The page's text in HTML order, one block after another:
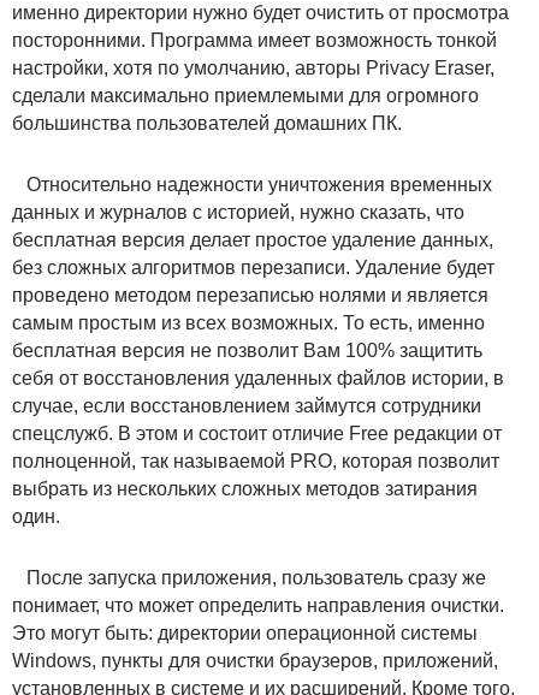
именно директории нужно будет очистить от просмотра
посторонними. Программа имеет возможность тонкой
настройки, хотя по умолчанию, авторы Privacy Eraser,
сделали максимально приемлемыми для огромного
большинства пользователей домашних ПК.
Относительно надежности уничтожения временных
данных и журналов с историей, нужно сказать, что
бесплатная версия делает простое удаление данных,
без сложных алгоритмов перезаписи. Удаление будет
проведено методом перезаписью нолями и является
самым простым из всех возможных. То есть, именно
бесплатная версия не позволит Вам 100% защитить
себя от восстановления удаленных файлов истории, в
случае, если восстановлением займутся сотрудники
спецслужб. В этом и состоит отличие Free редакции от
полноценной, так называемой PRO, которая позволит
выбрать из нескольких сложных методов затирания
один.
После запуска приложения, пользователь сразу же
понимает, что может определить направления очистки.
Это могут быть: директории операционной системы
Windows, пункты для очистки браузеров, приложений,
установленных в системе и их расширений. Кроме того,